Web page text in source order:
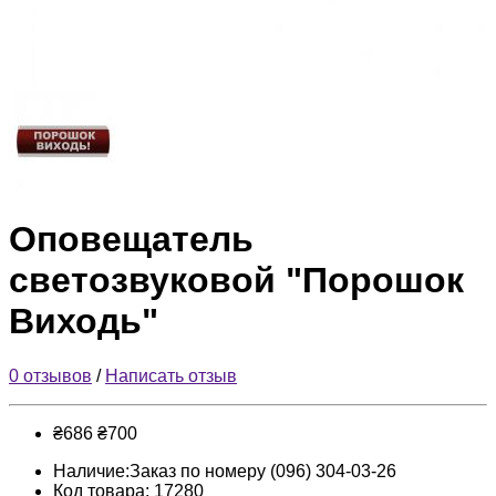
Оповещатель
светозвуковой "Порошок
Виходь"
0 отзывов / Написать отзыв
₴686 ₴700
Наличие:Заказ по номеру (096) 304-03-26
Код товара: 17280